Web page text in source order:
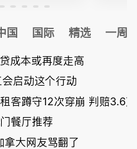
国 国际 精选 一周
成本或再度走高
启动这个行动
客蹲守12次穿崩 判赔3.6
餐厅推荐
拿大网友骂翻了